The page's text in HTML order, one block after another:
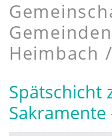
Gemeinden
Heimbach
Spätschicht
Sakramente